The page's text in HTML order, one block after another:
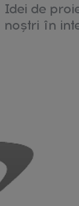
Idei de
noștri în